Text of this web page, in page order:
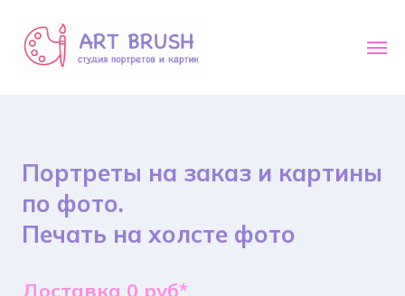
Портреты на заказ и картины
по фото.
Печать на холсте фото
Доставка 0 руб*